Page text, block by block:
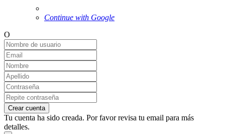
Continue with Google
O
Crear cuenta
Tu cuenta ha sido creada. Por favor revisa tu email para más
detalles.